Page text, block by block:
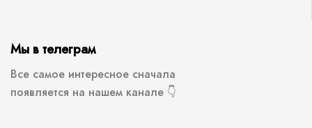
Мы в телеграм
Все самое интересное сначала
появляется на нашем канале 👇